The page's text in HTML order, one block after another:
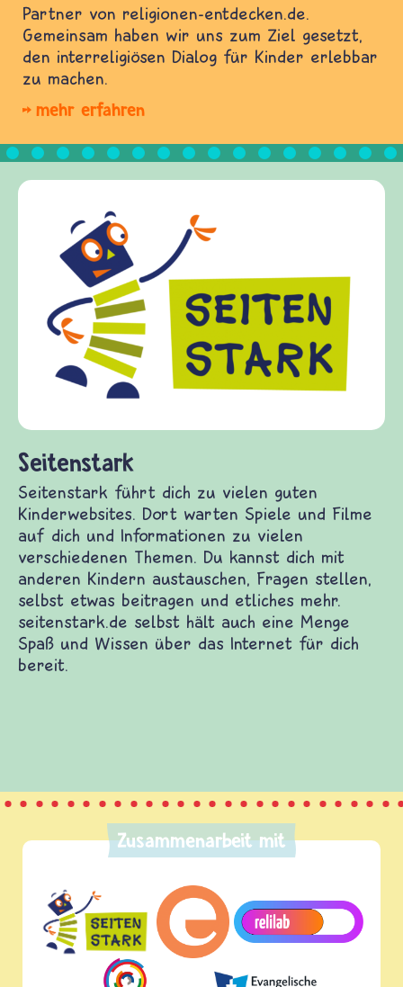
Partner von religionen-entdecken.de.
Gemeinsam haben wir uns zum Ziel gesetzt,
den interreligiösen Dialog für Kinder erlebbar
zu machen.
mehr erfahren
Kinderwebsites. Dort warten Spiele und
vielen verschiedenen Themen. Du kannst dich
Fragen stellen, selbst etwas beitragen und
Frieden Fragen
frieden-fragen.de ist ein Internet-
Kinder, Eltern und ErzieherInnen
Fragen von Krieg und Frieden,
Gewalt informiert und einen
diesem Themenbereich ermöglicht.
fragen.de bietet Antworten auf
und Frieden, Streit und Gewalt.
Zusammenarbeit mit